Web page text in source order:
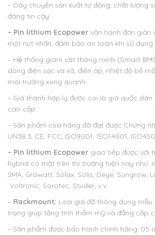
– Dây chuyền sản xuất tự động, chất lượng
đáng tin cậy
– Pin lithium Ecopower vận hành đơn giản
một nút nhấn, đảm bảo an toàn khi sử dụng
– Hệ thống giám sát thông minh (Smart
dòng điện sạc và xả, điện áp, nhiệt độ bề
môi trường xung quanh.
– Giá thành hợp lý được coi là giá quốc
cao cấp.
– Sản phẩm của hãng đã đạt được Chứng
UN38.3, CE, FCC, ISO9001, ISO14001,
– Pin lithium Ecopower giao tiếp được với
hybrid có mặt trên thị trường hiện nay như:
SMA, Growatt, Solax, Solis, Deye, Sungrow,
Voltronic, Sorotec, Studer, v.v.
– Rackmount: Loại giá đỡ thông dụng
trọng giúp tăng tính thẩm mỹ và đẳng cấp
– Sản phẩm được bảo hành chính hãng: 05